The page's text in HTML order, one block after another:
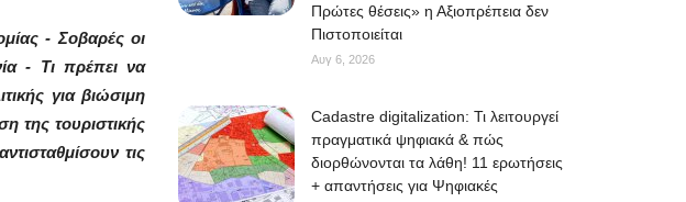
- Σοβαρές οι
- Τι πρέπει να
για βιώσιμη
της τουριστικής
τις
Πρώτες θέσεις» η Αξιοπρέπεια δεν
Πιστοποιείται
Αυγ 6, 2026
Cadastre digitalization: Τι λειτουργεί
πραγματικά ψηφιακά & πώς
διορθώνονται τα λάθη! 11 ερωτήσεις
+ απαντήσεις για Ψηφιακές